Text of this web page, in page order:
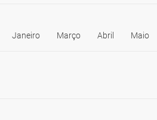
Janeiro Março Abril Maio